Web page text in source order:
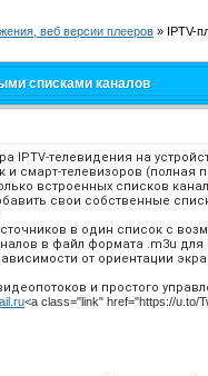
веб версии плееров » IPTV-
списками каналов
телевидения на
и смарт-телевизоров
встроенных списков
свои собственные
в один список с
в файл формата .m3u для
от ориентации
и простого
<a class="link" href="https://u.to/